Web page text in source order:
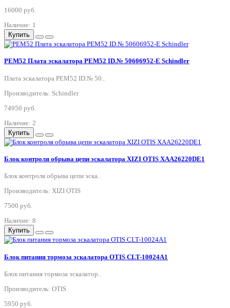
16000 руб.
Наличие: 1
Купить
PEM52 Плата эскалатора PEM52 ID.№ 50606952-E Schindler
Плата эскалатора PEM52 ID.№ 50..
Производитель: Schindler
74950 руб.
Наличие: 2
Купить
Блок контроля обрыва цепи эскалатора XIZI OTIS XAA26220DE1
Блок контроля обрыва цепи эска..
Производитель: XIZI OTIS
7500 руб.
Наличие: 8
Купить
Блок питания тормоза эскалатора OTIS CLT-10024A1
Блок питания тормоза эскалатор..
Производитель: OTIS
5950 руб.